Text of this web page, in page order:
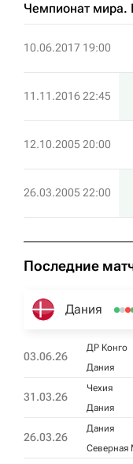
Чемпионат мира.
10.06.2017 19:00
11.11.2016 22:45
12.10.2005 20:00
26.03.2005 22:00
Последние
Дания
03.06.26
ДР Конго
Дания
31.03.26
Чехия
Дания
26.03.26
Дания
Северная